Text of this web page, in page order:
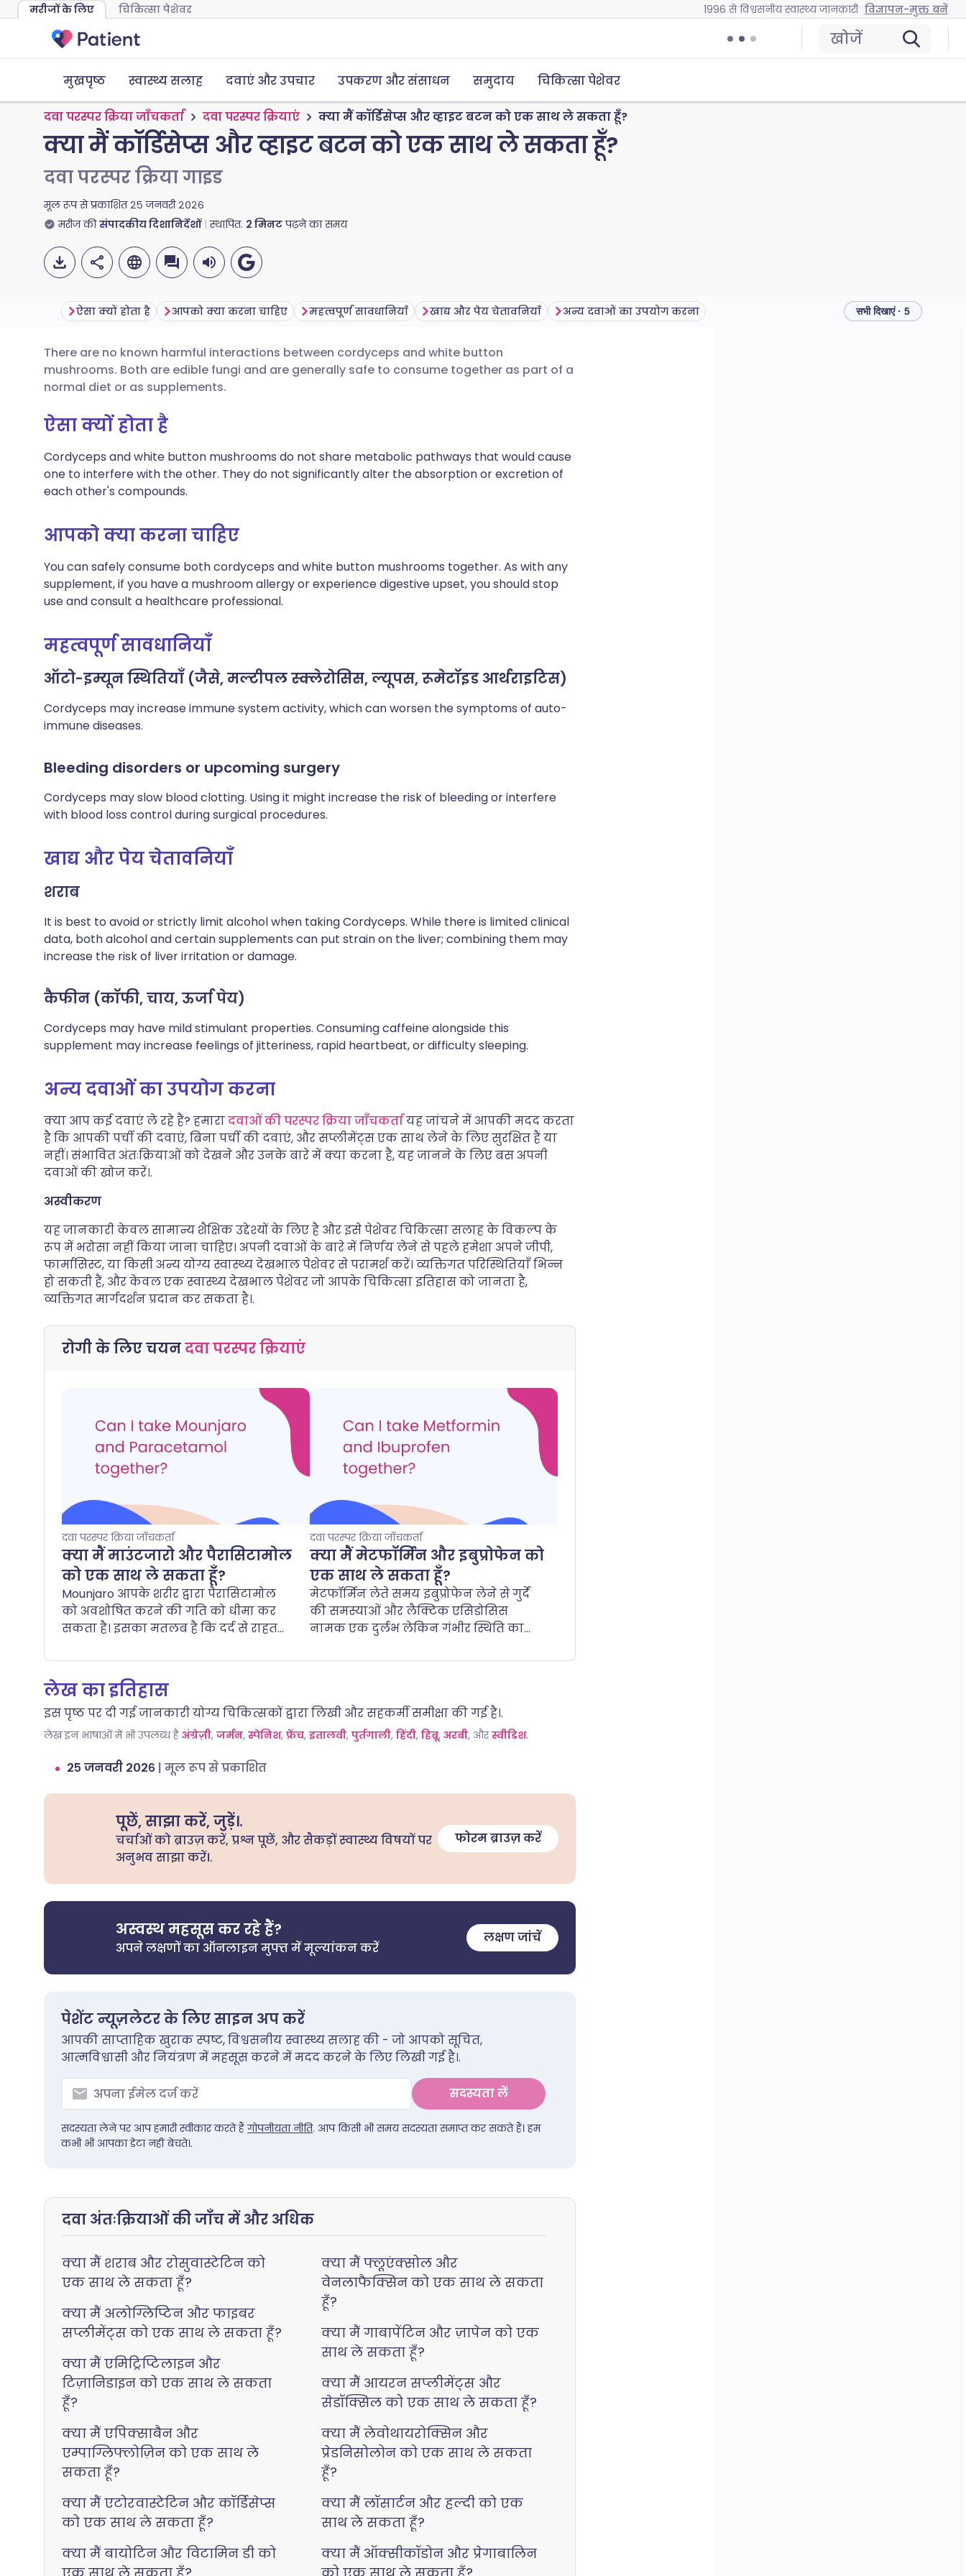
मरीजों के लिए चिकित्सा पेशेवर 1996 से विश्वसनीय स्वास्थ्य जानकारी विज्ञापन-मुक्त बनें
खोजें
मुखपृष्ठ स्वास्थ्य सलाह दवाएं और उपचार उपकरण और संसाधन समुदाय चिकित्सा पेशेवर
दवा परस्पर क्रिया जाँचकर्ता दवा परस्पर क्रियाएं क्या मैं कॉर्डिसेप्स और व्हाइट बटन को एक साथ ले सकता हूँ?
क्या मैं कॉर्डिसेप्स और व्हाइट बटन को एक साथ ले सकता हूँ?
दवा परस्पर क्रिया गाइड
मूल रूप से प्रकाशित २५ जनवरी २०२६
मरीज की संपादकीय दिशानिर्देशों स्थापित. 2 मिनटपढ़ने का समय
ईमेल के माध्यम से साझा करें
फेसबुक के माध्यम से साझा करें
करें
X के माध्यम से साझा करें
WhatsApp के माध्यम से साझा
करें
लिंक कॉपी करें
🇬🇧 English 🇩🇪 Deutsch
🇪🇸 Español
🇮🇳 हिन्दी 🇮🇱 עברית
🇸🇦 عربي
ऐसा क्यों होता है आपको क्या करना चाहिए महत्वपूर्ण सावधानियाँ खाद्य और पेय चेतावनियाँ अन्य दवाओं का उपयोग करना सभी दिखाएं · 5
There are no known harmful interactions between cordyceps and white button
mushrooms. Both are edible fungi and are generally safe to consume together as part of a
normal diet or as supplements.
ऐसा क्यों होता है
Cordyceps and white button mushrooms do not share metabolic pathways that would cause
one to interfere with the other. They do not significantly alter the absorption or excretion of
each other's compounds.
आपको क्या करना चाहिए
You can safely consume both cordyceps and white button mushrooms together. As with any
supplement, if you have a mushroom allergy or experience digestive upset, you should stop
use and consult a healthcare professional.
महत्वपूर्ण सावधानियाँ
ऑटो-इम्यून स्थितियाँ (जैसे, मल्टीपल स्क्लेरोसिस, ल्यूपस, रूमेटॉइड आर्थराइटिस)
Cordyceps may increase immune system activity, which can worsen the symptoms of auto-
immune diseases.
Bleeding disorders or upcoming surgery
Cordyceps may slow blood clotting. Using it might increase the risk of bleeding or interfere
with blood loss control during surgical procedures.
खाद्य और पेय चेतावनियाँ
शराब
It is best to avoid or strictly limit alcohol when taking Cordyceps. While there is limited clinical
data, both alcohol and certain supplements can put strain on the liver; combining them may
increase the risk of liver irritation or damage.
कैफीन (कॉफी, चाय, ऊर्जा पेय)
Cordyceps may have mild stimulant properties. Consuming caffeine alongside this
supplement may increase feelings of jitteriness, rapid heartbeat, or difficulty sleeping.
अन्य दवाओं का उपयोग करना
क्या आप कई दवाएं ले रहे हैं? हमारादवाओं की परस्पर क्रिया जाँचकर्तायह जांचने में आपकी मदद करता
है कि आपकी पर्ची की दवाएं, बिना पर्ची की दवाएं, और सप्लीमेंट्स एक साथ लेने के लिए सुरक्षित हैं या
नहीं। संभावित अंतःक्रियाओं को देखने और उनके बारे में क्या करना है, यह जानने के लिए बस अपनी
दवाओं की खोज करें।.
अस्वीकरण
यह जानकारी केवल सामान्य शैक्षिक उद्देश्यों के लिए है और इसे पेशेवर चिकित्सा सलाह के विकल्प के
रूप में भरोसा नहीं किया जाना चाहिए। अपनी दवाओं के बारे में निर्णय लेने से पहले हमेशा अपने जीपी,
फार्मासिस्ट, या किसी अन्य योग्य स्वास्थ्य देखभाल पेशेवर से परामर्श करें। व्यक्तिगत परिस्थितियाँ भिन्न
हो सकती हैं, और केवल एक स्वास्थ्य देखभाल पेशेवर जो आपके चिकित्सा इतिहास को जानता है,
व्यक्तिगत मार्गदर्शन प्रदान कर सकता है।.
रोगी के लिए चयनदवा परस्पर क्रियाएं
दवा परस्पर क्रिया जाँचकर्ता
क्या मैं माउंटजारो और पैरासिटामोल
को एक साथ ले सकता हूँ?
Mounjaro आपके शरीर द्वारा पैरासिटामोल
को अवशोषित करने की गति को धीमा कर
सकता है। इसका मतलब है कि दर्द से राहत
पैरासिटामोल को काम करने में अधिक समय
लग सकता है। हालांकि, आपके सिस्टम में जो
कुल दवा जाती है, वह समान रहनी चाहिए।.
दवा परस्पर क्रिया जाँचकर्ता
क्या मैं मेटफॉर्मिन और इबुप्रोफेन को
एक साथ ले सकता हूँ?
मेटफॉर्मिन लेते समय इबुप्रोफेन लेने से गुर्दे
की समस्याओं और लैक्टिक एसिडोसिस
नामक एक दुर्लभ लेकिन गंभीर स्थिति का
को आपके शरीर में अधिक समय तक रहने दे
लेख का इतिहास
इस पृष्ठ पर दी गई जानकारी योग्य चिकित्सकों द्वारा लिखी और सहकर्मी समीक्षा की गई है।.
लेख इन भाषाओं में भी उपलब्ध है अंग्रेज़ी, जर्मन, स्पेनिश, फ्रेंच, इतालवी, पुर्तगाली, हिंदी, हिब्रू, अरबी, औरस्वीडिश.
२५ जनवरी २०२६ | मूल रूप से प्रकाशित
पूछें, साझा करें, जुड़ें।.
चर्चाओं को ब्राउज़ करें, प्रश्न पूछें, और सैकड़ों स्वास्थ्य विषयों पर
अनुभव साझा करें।.
फोरम ब्राउज़ करें
अस्वस्थ महसूस कर रहे हैं?
अपने लक्षणों का ऑनलाइन मुफ्त में मूल्यांकन करें
लक्षण जांचें
पेशेंट न्यूज़लेटर के लिए साइन अप करें
आपकी साप्ताहिक खुराक स्पष्ट, विश्वसनीय स्वास्थ्य सलाह की - जो आपको सूचित,
आत्मविश्वासी और नियंत्रण में महसूस करने में मदद करने के लिए लिखी गई है।.
सदस्यता लें
सदस्यता लेने पर आप हमारी स्वीकार करते हैंगोपनीयता नीति. आप किसी भी समय सदस्यता समाप्त कर सकते हैं। हम
कभी भी आपका डेटा नहीं बेचते।.
दवा अंतःक्रियाओं की जाँच में और अधिक
क्या मैं शराब और रोसुवास्टेटिन को
एक साथ ले सकता हूँ?
क्या मैं अलोग्लिप्टिन और फाइबर
सप्लीमेंट्स को एक साथ ले सकता हूँ?
क्या मैं एमिट्रिप्टिलाइन और
टिज़ानिडाइन को एक साथ ले सकता
हूँ?
क्या मैं एपिक्साबैन और
एम्पाग्लिफ्लोज़िन को एक साथ ले
सकता हूँ?
क्या मैं एटोरवास्टेटिन और कॉर्डिसेप्स
को एक साथ ले सकता हूँ?
क्या मैं बायोटिन और विटामिन डी को
क्या मैं फ्लूएंक्सोल और
वेनलाफैक्सिन को एक साथ ले सकता
हूँ?
क्या मैं गाबापेंटिन और ज़ापेन को एक
साथ ले सकता हूँ?
क्या मैं आयरन सप्लीमेंट्स और
सेडॉक्सिल को एक साथ ले सकता हूँ?
क्या मैं लेवोथायरोक्सिन और
प्रेडनिसोलोन को एक साथ ले सकता
हूँ?
क्या मैं लॉसार्टन और हल्दी को एक
साथ ले सकता हूँ?
क्या मैं ऑक्सीकॉडोन और प्रेगाबालिन